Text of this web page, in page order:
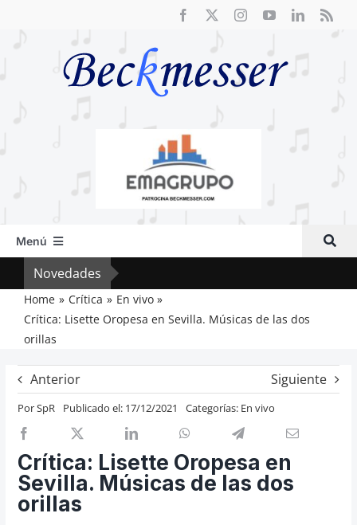
Menú
Inicio
Actual
Artículos
Previos de ópera
Entrevistas
Recomendación
Cosas de Beckmesser
Nosotros y privacidad
Buscar:
Novedades
Home Crítica
En vivo
Crítica: Lisette Oropesa en Sevilla. Músicas de las dos
orillas
Anterior Siguiente
PorSpR Publicado el: 17/12/2021 Categorías: En vivo
Crítica: Lisette Oropesa en
Sevilla. Músicas de las dos
orillas